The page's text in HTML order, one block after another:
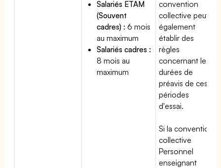
Salariés ETAM
(Souvent
cadres) : 6 mois
au maximum
Salariés cadres :
8 mois au
maximum
convention
collective peut
également
établir des
règles
concernant les
durées de
préavis de ces
périodes
d'essai.
Si la convention
collective
Personnel
enseignant